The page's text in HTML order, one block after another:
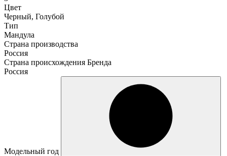
Цвет
Черный, Голубой
Тип
Мандула
Страна производства
Россия
Страна происхождения Бренда
Россия
Модельный год